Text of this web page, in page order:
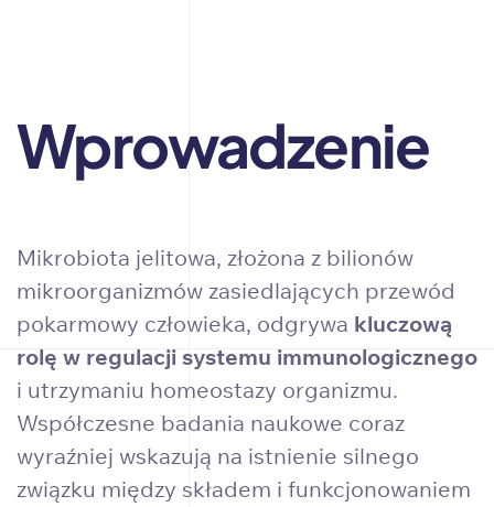
Wprowadzenie
Mikrobiota jelitowa, złożona z bilionów
mikroorganizmów zasiedlających przewód
pokarmowy człowieka, odgrywa kluczową
rolę w regulacji systemu immunologicznego
i utrzymaniu homeostazy organizmu.
Współczesne badania naukowe coraz
wyraźniej wskazują na istnienie silnego
związku między składem i funkcjonowaniem